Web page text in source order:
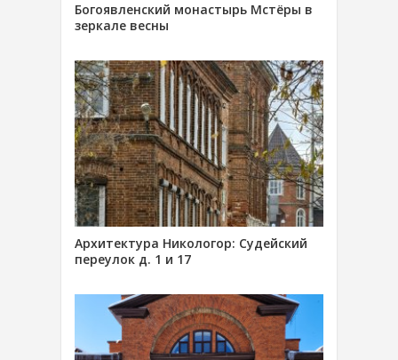
Богоявленский монастырь Мстёры в
зеркале весны
Архитектура Никологор: Судейский
переулок д. 1 и 17